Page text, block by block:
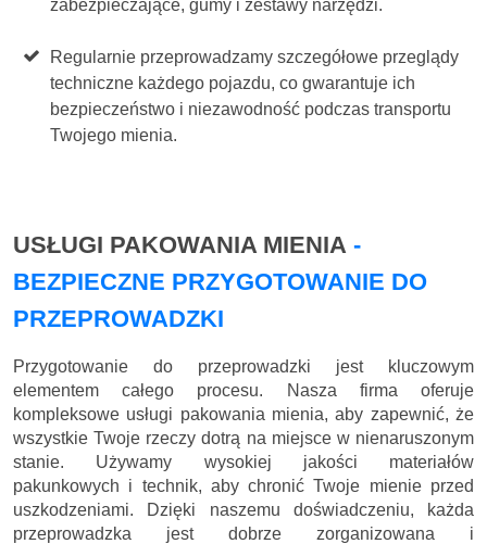
zabezpieczające, gumy i zestawy narzędzi.
Regularnie przeprowadzamy szczegółowe przeglądy
techniczne każdego pojazdu, co gwarantuje ich
bezpieczeństwo i niezawodność podczas transportu
Twojego mienia.
USŁUGI PAKOWANIA MIENIA -
BEZPIECZNE PRZYGOTOWANIE DO
PRZEPROWADZKI
Przygotowanie do przeprowadzki jest kluczowym
elementem całego procesu. Nasza firma oferuje
kompleksowe usługi pakowania mienia, aby zapewnić, że
wszystkie Twoje rzeczy dotrą na miejsce w nienaruszonym
stanie. Używamy wysokiej jakości materiałów
pakunkowych i technik, aby chronić Twoje mienie przed
uszkodzeniami. Dzięki naszemu doświadczeniu, każda
przeprowadzka jest dobrze zorganizowana i